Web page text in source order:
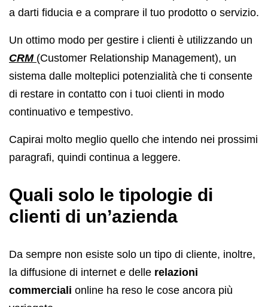
a darti fiducia e a comprare il tuo prodotto o servizio.
Un ottimo modo per gestire i clienti è utilizzando un
CRM (Customer Relationship Management), un
sistema dalle molteplici potenzialità che ti consente
di restare in contatto con i tuoi clienti in modo
continuativo e tempestivo.
Capirai molto meglio quello che intendo nei prossimi
paragrafi, quindi continua a leggere.
Quali solo le tipologie di
clienti di un’azienda
Da sempre non esiste solo un tipo di cliente, inoltre,
la diffusione di internet e delle relazioni
commerciali online ha reso le cose ancora più